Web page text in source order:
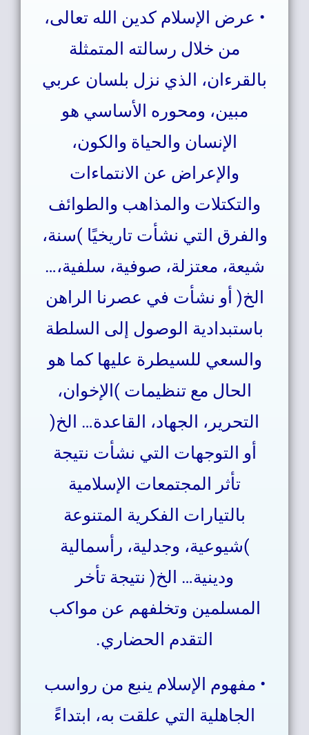
• عرض الإسلام كدين الله تعالى،
من خلال رسالته المتمثلة
بالقرءان، الذي نزل بلسان عربي
مبين، ومحوره الأساسي هو
الإنسان والحياة والكون،
والإعراض عن الانتماءات
والتكتلات والمذاهب والطوائف
والفرق التي نشأت تاريخيًا )سنة،
شيعة، معتزلة، صوفية، سلفية،…
الخ( أو نشأت في عصرنا الراهن
باستبدادية الوصول إلى السلطة
والسعي للسيطرة عليها كما هو
الحال مع تنظيمات )الإخوان،
التحرير، الجهاد، القاعدة… الخ(
أو التوجهات التي نشأت نتيجة
تأثر المجتمعات الإسلامية
بالتيارات الفكرية المتنوعة
)شيوعية، وجدلية، رأسمالية
ودينية… الخ( نتيجة تأخر
المسلمين وتخلفهم عن مواكب
التقدم الحضاري.
• مفهوم الإسلام ينبع من رواسب
الجاهلية التي علقت به، ابتداءً